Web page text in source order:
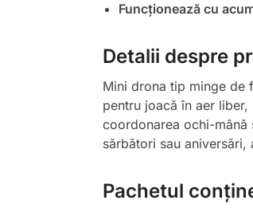
Funcționează cu
Detalii despre
Mini drona tip minge de
pentru joacă în aer
coordonarea ochi-mână
sărbători sau
Pachetul